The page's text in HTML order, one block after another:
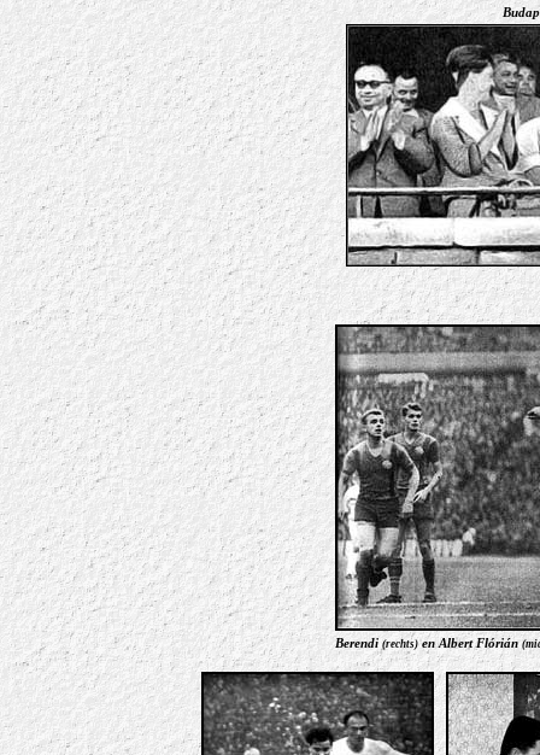
Berendi (rechts)en Albert Flórián